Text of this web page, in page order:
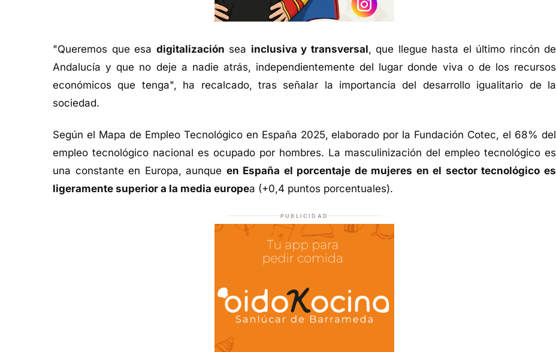
"Queremos que esa digitalización sea inclusiva y transversal, que llegue hasta el último rincón de
Andalucía y que no deje a nadie atrás, independientemente del lugar donde viva o de los recursos
económicos que tenga", ha recalcado, tras señalar la importancia del desarrollo igualitario de la
sociedad.
Según el Mapa de Empleo Tecnológico en España 2025, elaborado por la Fundación Cotec, el 68% del
empleo tecnológico nacional es ocupado por hombres. La masculinización del empleo tecnológico es
una constante en Europa, aunque en España el porcentaje de mujeres en el sector tecnológico es
ligeramente superior a la media europea (+0,4 puntos porcentuales).
PUBLICIDAD